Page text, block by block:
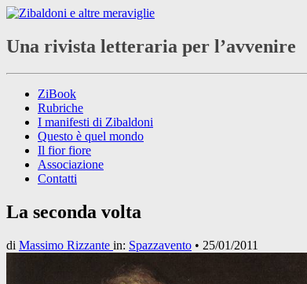
Una rivista letteraria per l’avvenire
ZiBook
Rubriche
I manifesti di Zibaldoni
Questo è quel mondo
Il fior fiore
Associazione
Contatti
La seconda volta
di Massimo Rizzante in: Spazzavento • 25/01/2011